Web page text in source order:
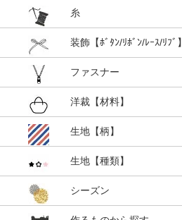
糸
装飾【ﾎﾞﾀﾝ/ﾘﾎﾞﾝ/ﾚｰｽ/ﾘﾌﾞ】
ファスナー
洋裁【材料】
生地【柄】
生地【種類】
シーズン